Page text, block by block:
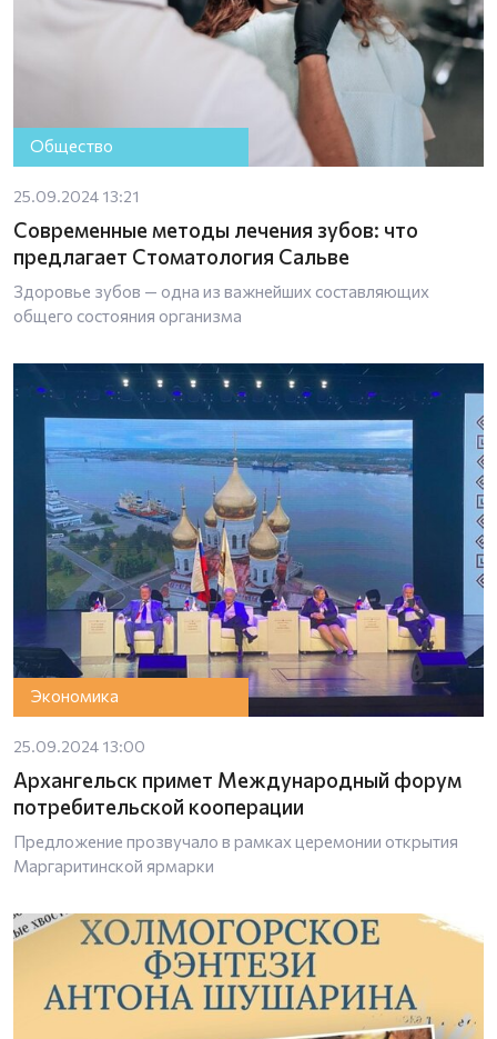
Общество
25.09.2024 13:21
Современные методы лечения зубов: что
предлагает Стоматология Сальве
Здоровье зубов — одна из важнейших составляющих
общего состояния организма
Экономика
25.09.2024 13:00
Архангельск примет Международный форум
потребительской кооперации
Предложение прозвучало в рамках церемонии открытия
Маргаритинской ярмарки